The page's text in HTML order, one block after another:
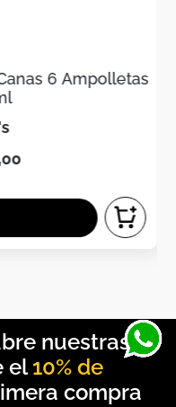
6 Ampolletas
00
10% de